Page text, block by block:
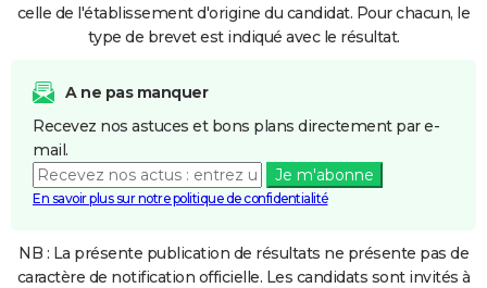
celle de l'établissement d'origine du candidat. Pour chacun, le
type de brevet est indiqué avec le résultat.
A ne pas manquer
Recevez nos astuces et bons plans directement par e-
mail.
Je m'abonne
En savoir plus sur notre politique de confidentialité
NB : La présente publication de résultats ne présente pas de
caractère de notification officielle. Les candidats sont invités à